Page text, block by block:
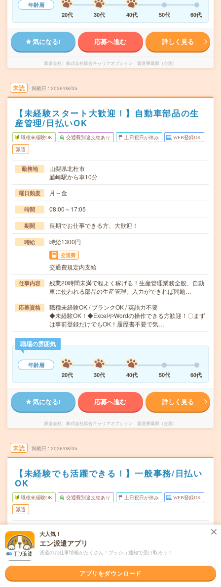
年齢層
20代
30代 40代 50代 60代
気になる! 応募へ進む 詳しく見る
派遣会社 株式会社綜合キャリアオプション 製造事業部（全国）
未読 掲載日 2026/08/05
【未経験スタート大歓迎！】自動車部品の生
産管理/日払いOK
職種未経験OK 交通費別途支給あり 土日祝日が休み WEB登録OK
派遣
勤務地
山梨県北杜市
韮崎駅から車10分
曜日頻度 月～金
時間 08:00～17:05
期間 長期でお仕事できる方、大歓迎！
時給 時給1300円
交通費
交通費規定内支給
仕事内容
残業20時間未満で程よく稼げる！生産管理業務全般、自動
車に使われる部品の生産管理。入力ができれば問題…
応募資格
職種未経験OK / ブランクOK / 英語力不要
◆未経験OK！◆ExcelやWordの操作できる方歓迎！〇まず
は事前登録だけでもOK！履歴書不要で気…
職場の雰囲気
年齢層
20代
30代 40代 50代 60代
気になる! 応募へ進む 詳しく見る
派遣会社 株式会社綜合キャリアオプション 製造事業部（全国）
未読 掲載日 2026/08/05
【未経験でも活躍できる！】一般事務/日払い
OK
職種未経験OK 交通費別途支給あり 土日祝日が休み WEB登録OK
派遣
寿駅から徒歩10分
曜日頻度 月～金
大人気！
エン派遣アプリ
派遣のお仕事情報がたくさん！プッシュ通知で受け取ろう！
アプリをダウンロード